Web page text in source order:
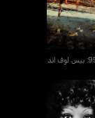
وودستوك 99: بيس لوف اند